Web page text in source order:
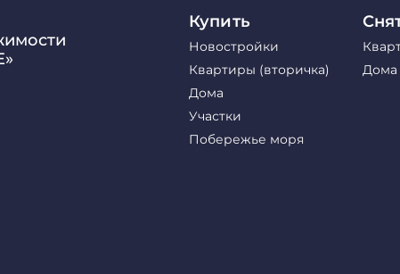
Купить
Новостройки
Квартиры (вторичка)
Дома
Участки
Побережье моря
Дома